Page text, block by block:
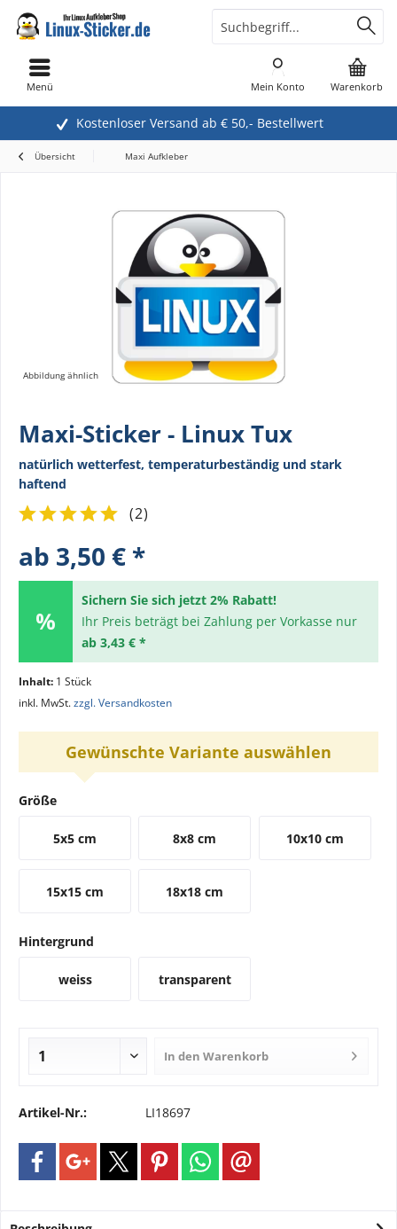
Kostenloser Versand ab € 50,- Bestellwert
Warenkorb
Mein Konto
Menü
Übersicht Maxi Aufkleber
Abbildung ähnlich
Maxi-Sticker - Linux Tux
natürlich wetterfest, temperaturbeständig und stark
haftend
(2)
ab 3,50 € *
Sichern Sie sich jetzt 2% Rabatt!
Ihr Preis beträgt bei Zahlung per Vorkasse nur
ab 3,43 € *
Inhalt: 1 Stück
inkl. MwSt.zzgl. Versandkosten
Gewünschte Variante auswählen
Größe
5x5 cm 8x8 cm 10x10 cm
15x15 cm 18x18 cm
Hintergrund
weiss transparent
In den Warenkorb
Artikel-Nr.: LI18697